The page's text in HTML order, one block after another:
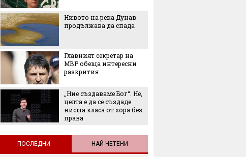
Нивото на река Дунав
продължава да спада
Главният секретар на
МВР обеща интересни
разкрития
„Ние създаваме Бог“. Не,
целта е да се създаде
нисша класа от хора без
права
ПОСЛЕДНИ НАЙ-ЧЕТЕНИ